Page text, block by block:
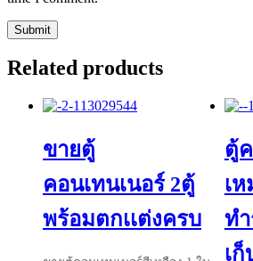
Related products
ขายตู้
คอนเทนเนอร์ 2ตู้
พร้อมตกเเต่งครบ
ตู้
เ
ท
เ